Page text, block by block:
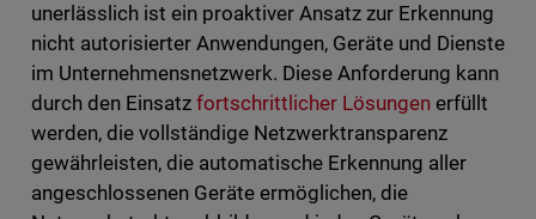
unerlässlich ist ein proaktiver Ansatz zur Erkennung
nicht autorisierter Anwendungen, Geräte und Dienste
im Unternehmensnetzwerk. Diese Anforderung kann
durch den Einsatz fortschrittlicher Lösungen erfüllt
werden, die vollständige Netzwerktransparenz
gewährleisten, die automatische Erkennung aller
angeschlossenen Geräte ermöglichen, die